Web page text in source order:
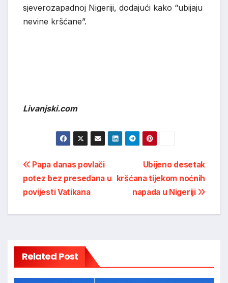
sjeverozapadnoj Nigeriji, dodajući kako “ubijaju
nevine kršćane”.
Livanjski.com
Post
navigation
Ubijeno desetak
kršćana tijekom noćnih
napada u Nigeriji
Papa danas povlači
potez bez presedana u
povijesti Vatikana
Related Post